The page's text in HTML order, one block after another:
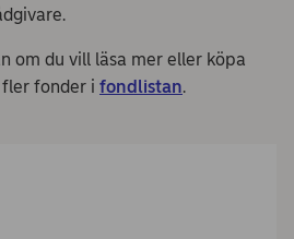
om du vill läsa mer eller köpa
fonder i fondlistan.